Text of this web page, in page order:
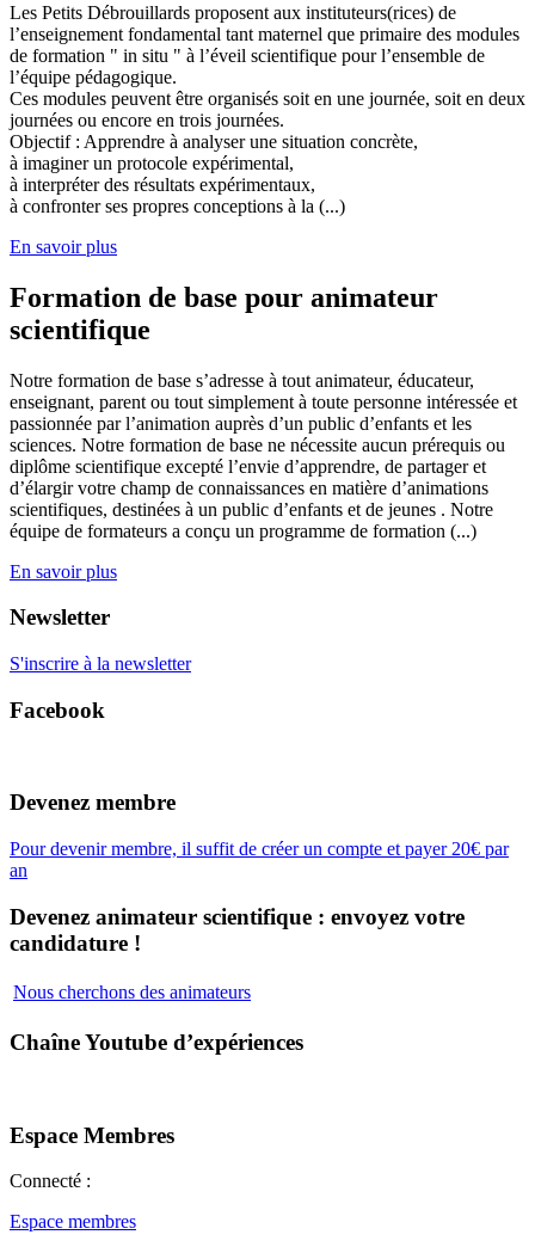
Les Petits Débrouillards proposent aux instituteurs(rices) de
l’enseignement fondamental tant maternel que primaire des modules
de formation " in situ " à l’éveil scientifique pour l’ensemble de
l’équipe pédagogique.
Ces modules peuvent être organisés soit en une journée, soit en deux
journées ou encore en trois journées.
Objectif : Apprendre à analyser une situation concrète,
à imaginer un protocole expérimental,
à interpréter des résultats expérimentaux,
à confronter ses propres conceptions à la (...)
En savoir plus
Formation de base pour animateur
scientifique
Notre formation de base s’adresse à tout animateur, éducateur,
enseignant, parent ou tout simplement à toute personne intéressée et
passionnée par l’animation auprès d’un public d’enfants et les
sciences. Notre formation de base ne nécessite aucun prérequis ou
diplôme scientifique excepté l’envie d’apprendre, de partager et
d’élargir votre champ de connaissances en matière d’animations
scientifiques, destinées à un public d’enfants et de jeunes . Notre
équipe de formateurs a conçu un programme de formation (...)
En savoir plus
Newsletter
S'inscrire à la newsletter
Facebook
Devenez membre
Pour devenir membre, il suffit de créer un compte et payer 20€ par
an
Devenez animateur scientifique : envoyez votre
candidature !
Nous cherchons des animateurs
Chaîne Youtube d’expériences
Espace Membres
Connecté :
Espace membres